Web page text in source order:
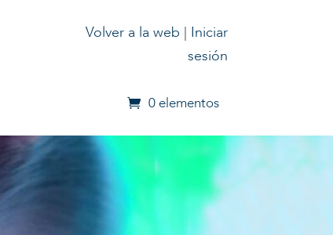
Volver a la web | Iniciar
sesión
0 elementos